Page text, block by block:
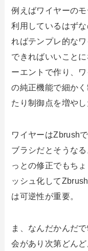
例えばワイヤーの
利用しているはず
ればテンプレ的な
できればいいこと
ーエントで作り、
の純正機能で細か
たり制御点を増や
ワイヤーはZbrush
ブラシだとそうな
っとの修正でもち
ッシュ化して
は可逆性が重要。
ま、なんだかんだ
会があり次第どん